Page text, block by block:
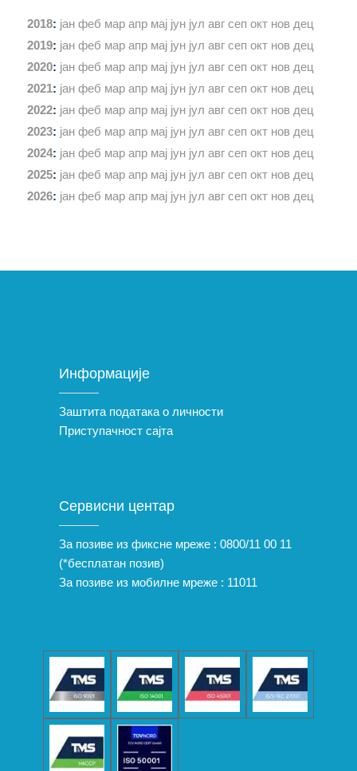
2018: јан феб мар апр мај јун јул авг сеп окт нов дец
2019: јан феб мар апр мај јун јул авг сеп окт нов дец
2020: јан феб мар апр мај јун јул авг сеп окт нов дец
2021: јан феб мар апр мај јун јул авг сеп окт нов дец
2022: јан феб мар апр мај јун јул авг сеп окт нов дец
2023: јан феб мар апр мај јун јул авг сеп окт нов дец
2024: јан феб мар апр мај јун јул авг сеп окт нов дец
2025: јан феб мар апр мај јун јул авг сеп окт нов дец
2026: јан феб мар апр мај јун јул авг сеп окт нов дец
Информације
Заштита података о личности
Приступачност сајта
Сервисни центар
За позиве из фиксне мреже : 0800/11 00 11
(*бесплатан позив)
За позиве из мобилне мреже : 11011